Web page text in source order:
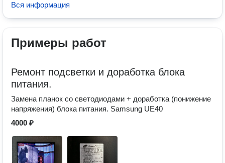
Вся информация
Примеры работ
Ремонт подсветки и доработка блока
питания.
Замена планок со светодиодами + доработка (понижение
напряжения) блока питания. Samsung UE40
4000 ₽